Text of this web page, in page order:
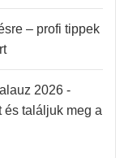
– profi tippek
2026 -
és találjuk meg a